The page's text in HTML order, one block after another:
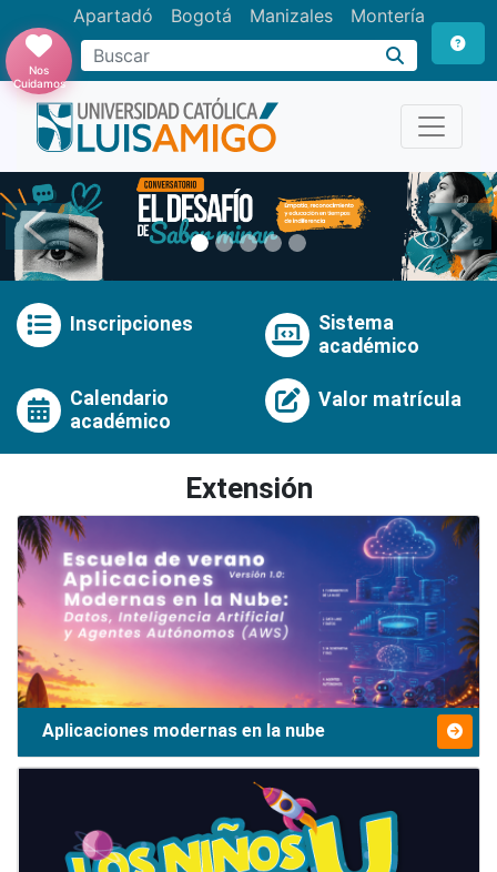
Apartadó Bogotá Manizales Montería
Buscar
Nos
Cuidamos
Anterior
Inscripciones
Sistema
académico
Calendario
académico
Valor matrícula
Extensión
Aplicaciones modernas en la nube